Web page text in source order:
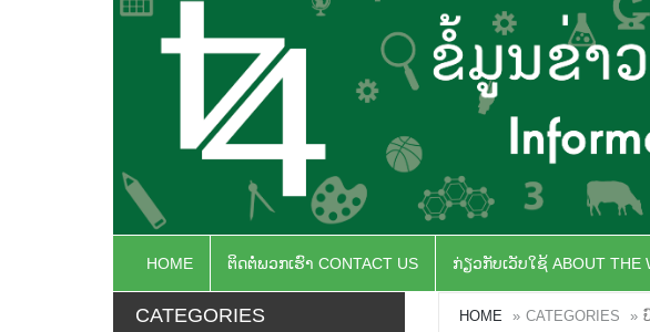
HOME ຕິດຕໍ່ພວກເຮົາ CONTACT US ກ່ຽວກັບເວັບໃຊ້ ABOUT THE
CATEGORIES HOME CATEGORIES